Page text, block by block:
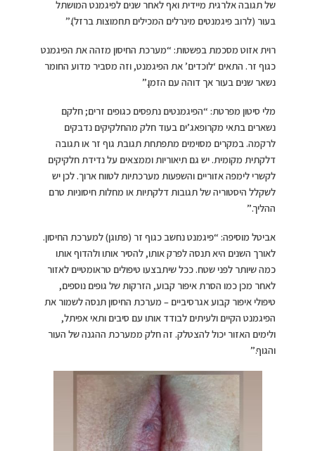
של תגובה אלרגית מיידית ואף לאחר שנים לפיגמנט המושתל
בעור (לרוב פיגמנטים מינרלים המכילים תחמוצות ברזל).”
רוית אזוט מסכמת בפשטות: “מערכת החיסון מזהה את הפיגמנט
כגוף זר. התאים ‘לוכדים’ את הפיגמנט, וזה מסביר מדוע החומר
נשאר שנים בעור אך דוהה עם הזמן.”
מלי סיטון מפרטת: “הפיגמנטים נתפסים כגופים זרים; חלקם
נשארים בתאי מקרופאג’ים בעוד חלק מהחלקיקים נדבקים
לרקמה. במקרים מסוימים מתפתחת תגובת גוף זר או תגובה
דלקתית מקומית. יש גם תיאוריות וממצאים על נדידת חלקיקים
לקשרי לימפה אזוריים והשפעות מערכתיות לטווח ארוך. לכן יש
לשקלל היסטוריה של תגובות דלקתיות או מחלות חיסוניות טרם
ההליך.”
אביטל מוסיפה: “פיגמנט נחשב כגוף זר (פתוגן) למערכת החיסון.
לאורך השנים היא תנסה לפרק אותו, להסיר אותו ולהדוף אותו
כמה שיותר לפני שטח. ככל שיתבצעו טיפולים טראומטיים לאזור
לאחר מכן כמו הסרת איפור קבוע, הזרקות של גופים נוספים,
טיפולי איפור קבוע אגרסיביים – מערכת החיסון תנסה לשמור את
הפיגמנט הקיים ולעיתים לבודד אותו עם סיבים ותאי אפיתל,
ולימים האזור יכול להצטלק. זה חלק ממערכת ההגנה של העור
והגוף.”